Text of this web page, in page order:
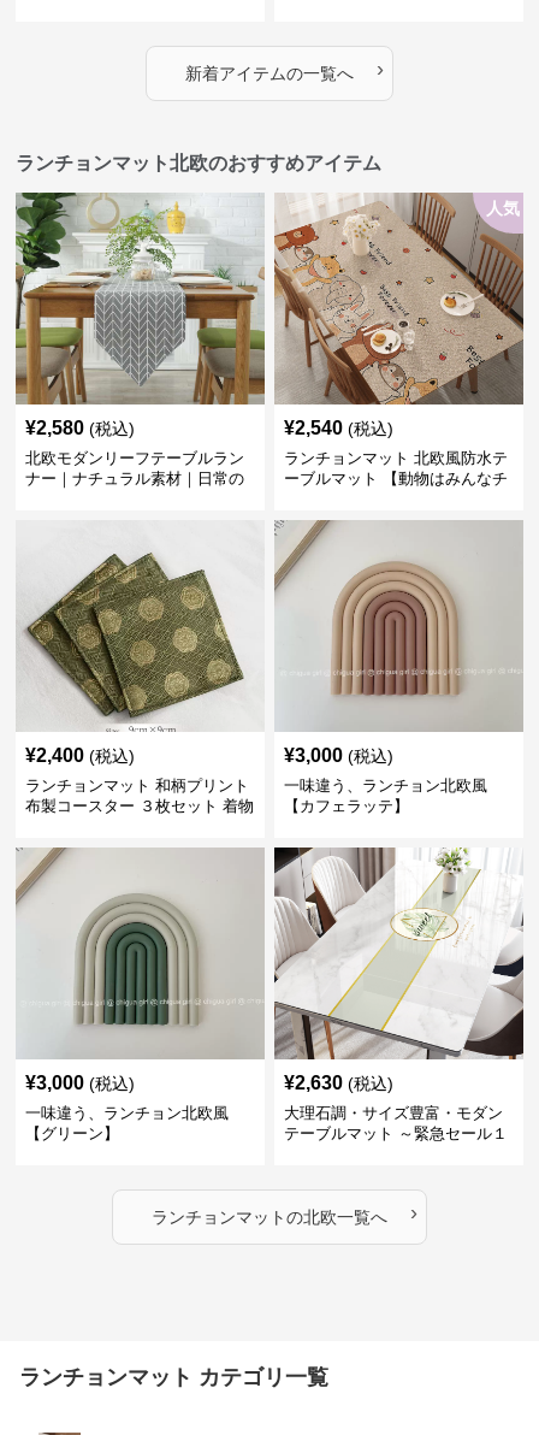
新着アイテムの一覧へ ›
ランチョンマット北欧のおすすめアイテム
¥2,580 (税込)
北欧モダンリーフテーブルラン
ナー｜ナチュラル素材｜日常の
人気
¥2,540 (税込)
ランチョンマット 北欧風防水テ
ーブルマット 【動物はみんなチ
¥2,400 (税込)
ランチョンマット 和柄プリント
布製コースター ３枚セット 着物
¥3,000 (税込)
一味違う、ランチョン北欧風
【カフェラッテ】
¥3,000 (税込)
一味違う、ランチョン北欧風
【グリーン】
¥2,630 (税込)
大理石調・サイズ豊富・モダン
テーブルマット ～緊急セール１
ランチョンマットの北欧一覧へ ›
ランチョンマット カテゴリ一覧